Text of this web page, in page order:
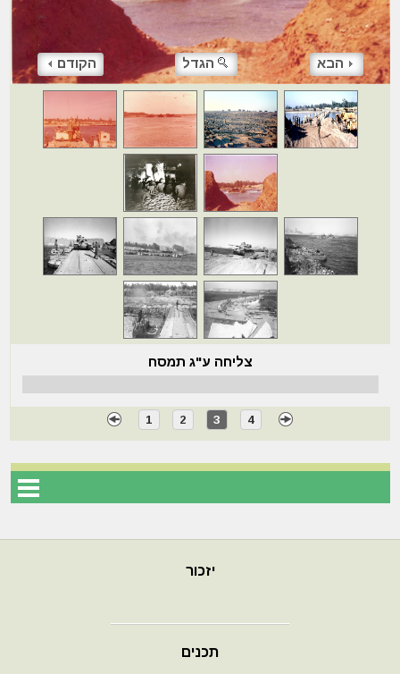
הקודם הגדל הבא
צליחה ע"ג תמסח
1 2 3 4
יזכור
תכנים